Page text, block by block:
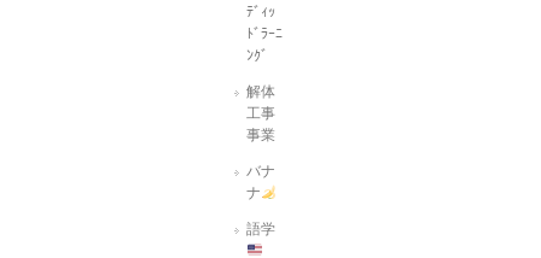
ﾃﾞｨｯ
ﾄﾞﾗｰﾆ
ﾝｸﾞ
解体
工事
事業
バナ
ナ
語学